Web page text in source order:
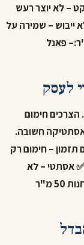
– לא יוצר רעש
ייבוש – שמירה על
פסנתר). דוגמה סטודיו 15 מ"ר:– פאנל
לעסק
הצרכים חימום
חשובה.
תזמון – חימום רק
אסתטי – לא
בולט. ✅ ללא ייבוש – נוחות ללקוחות. דוגמה – חנות 50 מ"ר